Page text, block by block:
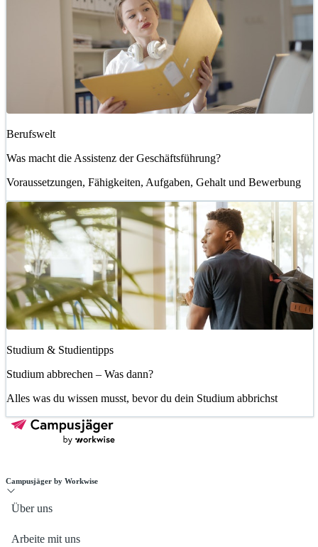
Berufswelt
Was macht die Assistenz der Geschäftsführung?
Voraussetzungen, Fähigkeiten, Aufgaben, Gehalt und Bewerbung
Studium & Studientipps
Studium abbrechen – Was dann?
Alles was du wissen musst, bevor du dein Studium abbrichst
Campusjäger by Workwise
Über uns
Arbeite mit uns